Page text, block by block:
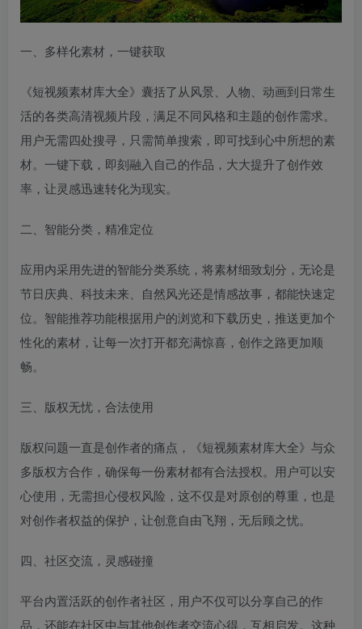
一、多样化素材，一键获取
《短视频素材库大全》囊括了从风景、人物、动画到日常生
活的各类高清视频片段，满足不同风格和主题的创作需求。
用户无需四处搜寻，只需简单搜索，即可找到心中所想的素
材。一键下载，即刻融入自己的作品，大大提升了创作效
率，让灵感迅速转化为现实。
二、智能分类，精准定位
应用内采用先进的智能分类系统，将素材细致划分，无论是
节日庆典、科技未来、自然风光还是情感故事，都能快速定
位。智能推荐功能根据用户的浏览和下载历史，推送更加个
性化的素材，让每一次打开都充满惊喜，创作之路更加顺
畅。
三、版权无忧，合法使用
版权问题一直是创作者的痛点，《短视频素材库大全》与众
多版权方合作，确保每一份素材都有合法授权。用户可以安
心使用，无需担心侵权风险，这不仅是对原创的尊重，也是
对创作者权益的保护，让创意自由飞翔，无后顾之忧。
四、社区交流，灵感碰撞
平台内置活跃的创作者社区，用户不仅可以分享自己的作
品，还能在社区中与其他创作者交流心得，互相启发。这种